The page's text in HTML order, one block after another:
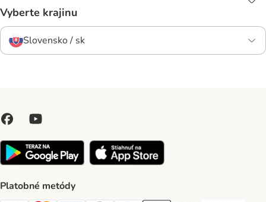
Vyberte krajinu
Slovensko / sk
Platobné metódy